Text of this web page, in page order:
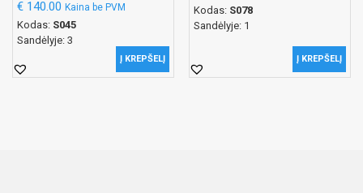
€ 140.00 Kaina be PVM
Kodas: S045
Sandėlyje: 3
Į KREPŠELĮ
Kodas: S078
Sandėlyje: 1
Į KREPŠELĮ